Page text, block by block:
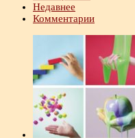
Недавнее
Комментарии